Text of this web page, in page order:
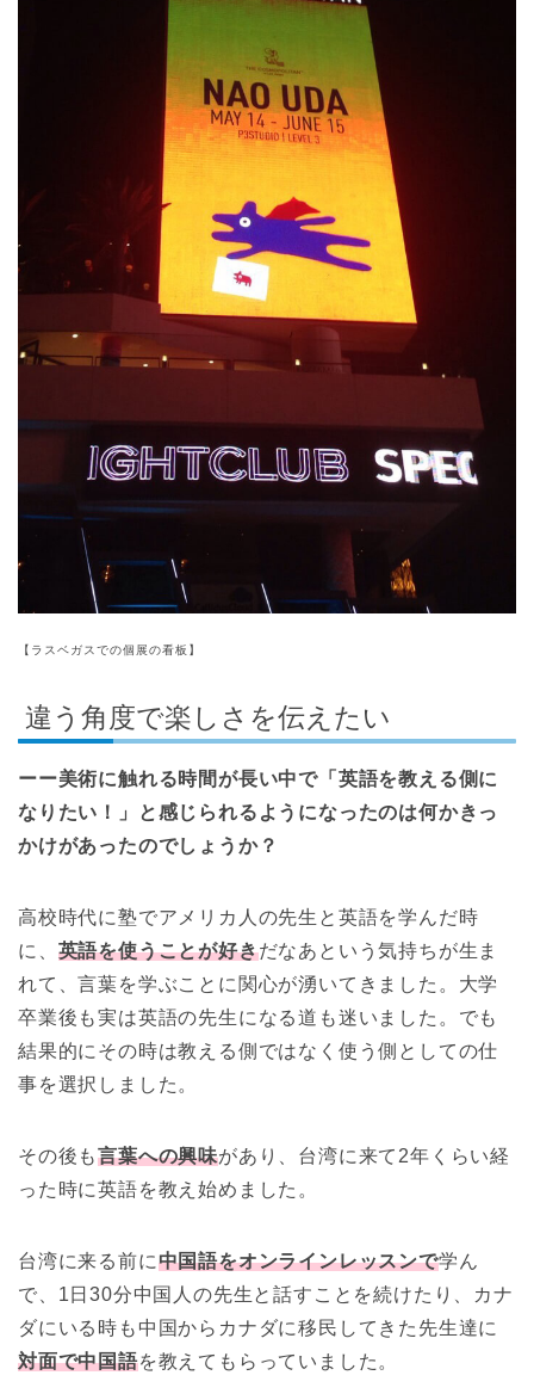
【ラスベガスでの個展の看板】
違う角度で楽しさを伝えたい
ーー美術に触れる時間が長い中で「英語を教える側に
なりたい！」と感じられるようになったのは何かきっ
かけがあったのでしょうか？
高校時代に塾でアメリカ人の先生と英語を学んだ時
に、 英語を使うことが好きだなあという気持ちが生ま
れて、言葉を学ぶことに関心が湧いてきました。大学
卒業後も実は英語の先生になる道も迷いました。でも
結果的にその時は教える側ではなく使う側としての仕
事を選択しました。
その後も言葉への興味があり、台湾に来て2年くらい経
った時に英語を教え始めました。
台湾に来る前に中国語をオンラインレッスンで学ん
で、1日30分中国人の先生と話すことを続けたり、カナ
ダにいる時も中国からカナダに移民してきた先生達に
対面で中国語を教えてもらっていました。